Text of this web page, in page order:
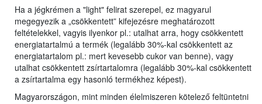
Ha a jégkrémen a "light" felirat szerepel, ez magyarul
megegyezik a „csökkentett” kifejezésre meghatározott
feltételekkel, vagyis ilyenkor pl.: utalhat arra, hogy csökkentett
energiatartalmú a termék (legalább 30%-kal csökkentett az
energiatartalom pl.: mert kevesebb cukor van benne), vagy
utalhat csökkentett zsírtartalomra (legalább 30%-kal csökkentett
a zsírtartalma egy hasonló termékhez képest).
Magyarországon, mint minden élelmiszeren kötelező feltüntetni